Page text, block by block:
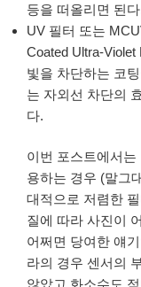
등을 떠올리면 된
UV 필터 또는
Coated Ultra-
빛을 차단하는 코
는 자외선 차단의
다.
이번 포스트에서
용하는 경우 (말그
대적으로 저렴한
질에 따라 사진이
어쩌면 당여한 얘
라의 경우 센서의